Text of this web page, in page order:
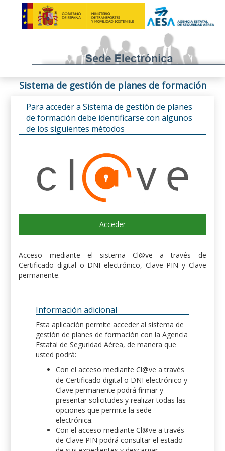
Sistema de gestión de planes de formación
Para acceder a Sistema de gestión de planes
de formación debe identificarse con algunos
de los siguientes métodos
Acceder
Acceso mediante el sistema Cl@ve a través de
Certificado digital o DNI electrónico, Clave PIN y Clave
permanente.
Información adicional
Esta aplicación permite acceder al sistema de
gestión de planes de formación con la Agencia
Estatal de Seguridad Aérea, de manera que
usted podrá:
Con el acceso mediante Cl@ve a través
de Certificado digital o DNI electrónico y
Clave permanente podrá firmar y
presentar solicitudes y realizar todas las
opciones que permite la sede
electrónica.
Con el acceso mediante Cl@ve a través
de Clave PIN podrá consultar el estado